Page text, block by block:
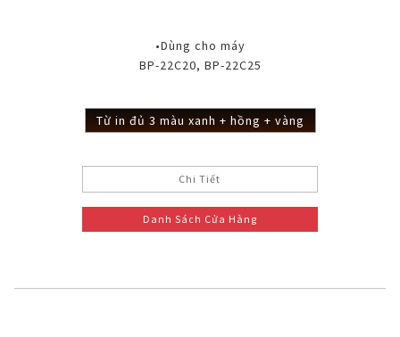
•Dùng cho máy
BP-22C20, BP-22C25
Từ in đủ 3 màu xanh + hồng + vàng
Chi Tiết
Danh Sách Cửa Hàng